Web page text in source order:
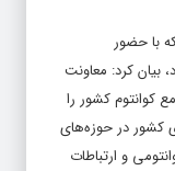
با حضور
بیان کرد: معاونت
۱۴۰۴، برنامه جامع کوانتوم کشور را
کشور در حوزه‌های
و ارتباطات